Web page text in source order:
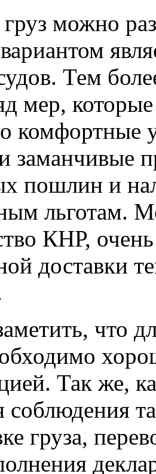
груз можно
Тем
мер, которые
комфортные
заманчивые
пошлин и
льготам.
КНР,
доставки
что
Так же,
груза,